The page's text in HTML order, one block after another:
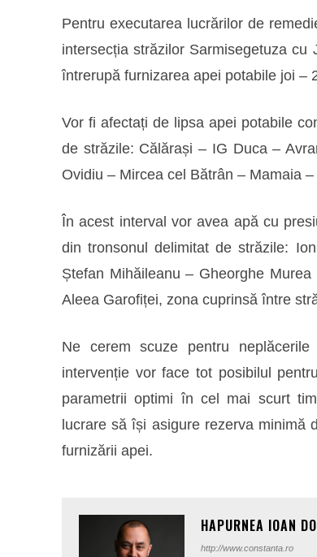
Pentru executarea lucrărilor de
intersecția străzilor Sarmisegetuza
întrerupă furnizarea apei potabile joi –
Vor fi afectați de lipsa apei potabile
de străzile: Călărași – IG Duca –
Ovidiu – Mircea cel Bătrân – Mamaia
În acest interval vor avea apă cu
din tronsonul delimitat de străzile:
Ștefan Mihăileanu – Gheorghe
Aleea Garofiței, zona cuprinsă între
Ne cerem scuze pentru
intervenție vor face tot posibilul
parametrii optimi în cel mai scurt
lucrare să își asigure rezerva minimă
furnizării apei.
HAPURNEA IOAN
http://www.constanta.ro